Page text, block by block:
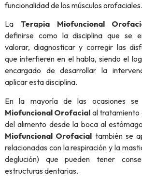
funcionalidad de los músculos orofaciales.
La Terapia Miofuncional
definirse como la disciplina que se
valorar, diagnosticar y corregir las
que interfieren en el habla, siendo el
encargado de desarrollar la
aplicar esta disciplina.
En la mayoría de las ocasiones
Miofuncional Orofacial al tratamiento
del alimento desde la boca al
Miofuncional Orofacial también se
relacionadas con la respiración y la
deglución) que pueden tener
estructuras dentarias.